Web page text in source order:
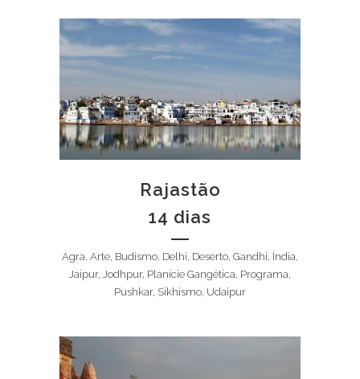
Rajastão
14 dias
Agra, Arte, Budismo, Delhi, Deserto, Gandhi, Índia,
Jaipur, Jodhpur, Planície Gangética, Programa,
Pushkar, Sikhismo, Udaipur